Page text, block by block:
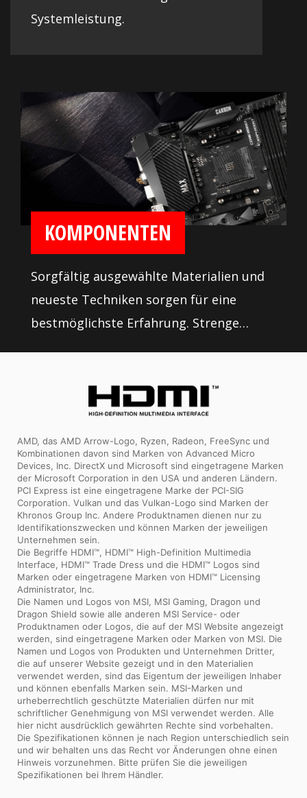
Systemleistung.
KOMPONENTEN
Sorgfältig ausgewählte Materialien und
neueste Techniken sorgen für eine
bestmöglichste Erfahrung. Strenge
verlässliches und robustes Motherboard.
AMD, das AMD Arrow-Logo, Ryzen, Radeon, FreeSync und
Kombinationen davon sind Marken von Advanced Micro
Devices, Inc. DirectX und Microsoft sind eingetragene Marken
der Microsoft Corporation in den USA und anderen Ländern.
PCI Express ist eine eingetragene Marke der PCI-SIG
Corporation. Vulkan und das Vulkan-Logo sind Marken der
Khronos Group Inc. Andere Produktnamen dienen nur zu
Identifikationszwecken und können Marken der jeweiligen
Unternehmen sein.
Die Begriffe HDMI™, HDMI™ High-Definition Multimedia
Interface, HDMI™ Trade Dress und die HDMI™ Logos sind
Marken oder eingetragene Marken von HDMI™ Licensing
Administrator, Inc.
Die Namen und Logos von MSI, MSI Gaming, Dragon und
Dragon Shield sowie alle anderen MSI Service- oder
Produktnamen oder Logos, die auf der MSI Website angezeigt
werden, sind eingetragene Marken oder Marken von MSI. Die
Namen und Logos von Produkten und Unternehmen Dritter,
die auf unserer Website gezeigt und in den Materialien
verwendet werden, sind das Eigentum der jeweiligen Inhaber
und können ebenfalls Marken sein. MSI-Marken und
urheberrechtlich geschützte Materialien dürfen nur mit
schriftlicher Genehmigung von MSI verwendet werden. Alle
hier nicht ausdrücklich gewährten Rechte sind vorbehalten.
Die Spezifikationen können je nach Region unterschiedlich sein
und wir behalten uns das Recht vor Änderungen ohne einen
Hinweis vorzunehmen. Bitte prüfen Sie die jeweiligen
Spezifikationen bei Ihrem Händler.